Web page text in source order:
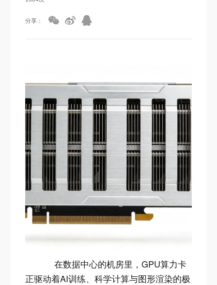
分享：
在数据中心的机房里，GPU算力卡
正驱动着AI训练、科学计算与图形渲染的极